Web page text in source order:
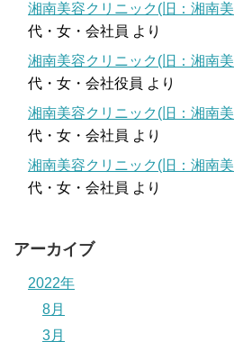
湘南美容クリニック(旧：湘南
代・女・会社員 より
湘南美容クリニック(旧：湘南
代・女・会社役員 より
湘南美容クリニック(旧：湘南
代・女・会社員 より
湘南美容クリニック(旧：湘南
代・女・会社員 より
アーカイブ
2022年
8月
3月